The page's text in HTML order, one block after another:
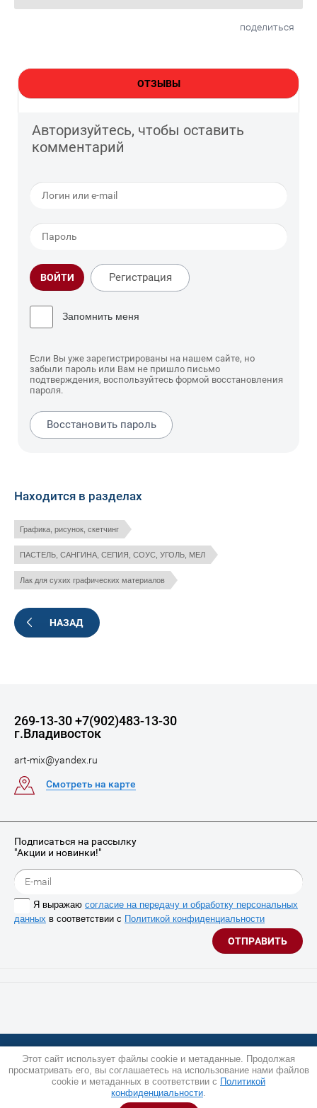
Этот сайт использует файлы cookie и метаданные. Продолжая
просматривать его, вы соглашаетесь на использование нами файлов
cookie и метаданных в соответствии с Политикой
конфиденциальности.
поделиться
ОТЗЫВЫ
Авторизуйтесь, чтобы оставить
комментарий
ВОЙТИ Регистрация
Запомнить меня
Если Вы уже зарегистрированы на нашем сайте, но
забыли пароль или Вам не пришло письмо
подтверждения, воспользуйтесь формой восстановления
пароля.
Восстановить пароль
Находится в разделах
Графика, рисунок, скетчинг
ПАСТЕЛЬ, САНГИНА, СЕПИЯ, СОУС, УГОЛЬ, МЕЛ
Лак для сухих графических материалов
НАЗАД
269-13-30 +7(902)483-13-30
г.Владивосток
art-mix@yandex.ru
Смотреть на карте
Подписаться на рассылку
"Акции и новинки!"
Я выражаю согласие на передачу и обработку персональных
данных в соответствии с Политикой конфиденциальности
ОТПРАВИТЬ
© 2014 - 2026 Арт-МИКС
Политика конфиденциальности
Поддержка.Разработка сайтовв Megagroup.